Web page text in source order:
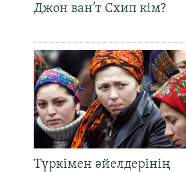
Джон ван’т Схип кім?
Түркімен әйелдерінің